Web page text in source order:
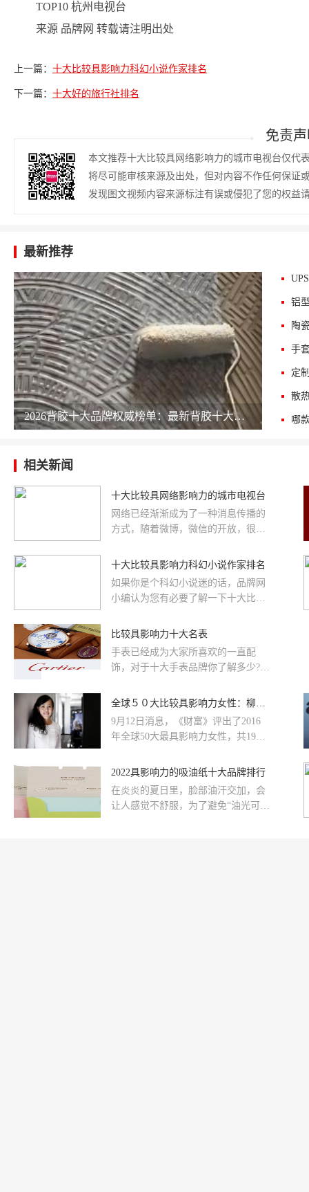
TOP10 杭州电视台
来源 品牌网 转载请注明出处
上一篇： 十大比较具影响力科幻小说作家排名
下一篇： 十大好的旅行社排名
免责
本文推荐十大比较具网络影响力的城市电视台仅代
将尽可能审核来源及出处，但对内容不作任何保证
发现图文视频内容来源标注有误或侵犯了您的权益
最新推荐
2026背胶十大品牌权威榜单：最新背胶十大公司排名 chinapp
铝
陶
手
定
散
相关新闻
十大比较具网络影响力的城市电视台
网络已经渐渐成为了一种消息传播的
方式，随着微博，微信的开放，很多
人所知晓。下面品牌网小编为...
十大比较具影响力科幻小说作家排名
如果你是个科幻小说迷的话，品牌网
小编认为您有必要了解一下十大比较
看看十大比较具影响力科...
比较具影响力十大名表
手表已经成为大家所喜欢的一直配
饰，对于十大手表品牌你了解多少?接
www.CHInapp.Com中*国...
全球５０大比较具影响力女性：柳青董明珠上榜
9月12日消息，《财富》评出了2016
年全球50大最具影响力女性，共19个
10名女性入选，其中包括滴滴总裁柳
是，柳青是40岁以下仅有两名上榜者
之一。
2022具影响力的吸油纸十大品牌排行
在炎炎的夏日里，脸部油汗交加，会
让人感觉不舒服，为了避免“油光可